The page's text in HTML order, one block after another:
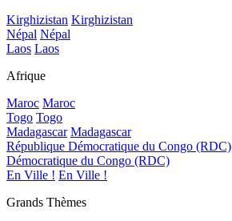
Kirghizistan Kirghizistan
Népal Népal
Laos Laos
Afrique
Maroc Maroc
Togo Togo
Madagascar Madagascar
République Démocratique du Congo (RDC)
Démocratique du Congo (RDC)
En Ville ! En Ville !
Grands Thèmes